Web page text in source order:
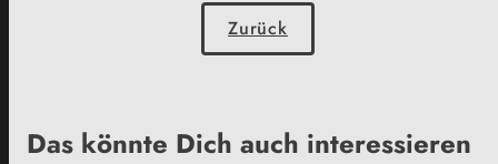
Zurück
Das könnte Dich auch interessieren